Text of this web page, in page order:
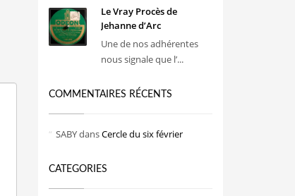
Le Vray Procès de
Jehanne d’Arc
Une de nos adhérentes
nous signale que l’...
COMMENTAIRES RÉCENTS
SABYdansCercle du six février
CATEGORIES